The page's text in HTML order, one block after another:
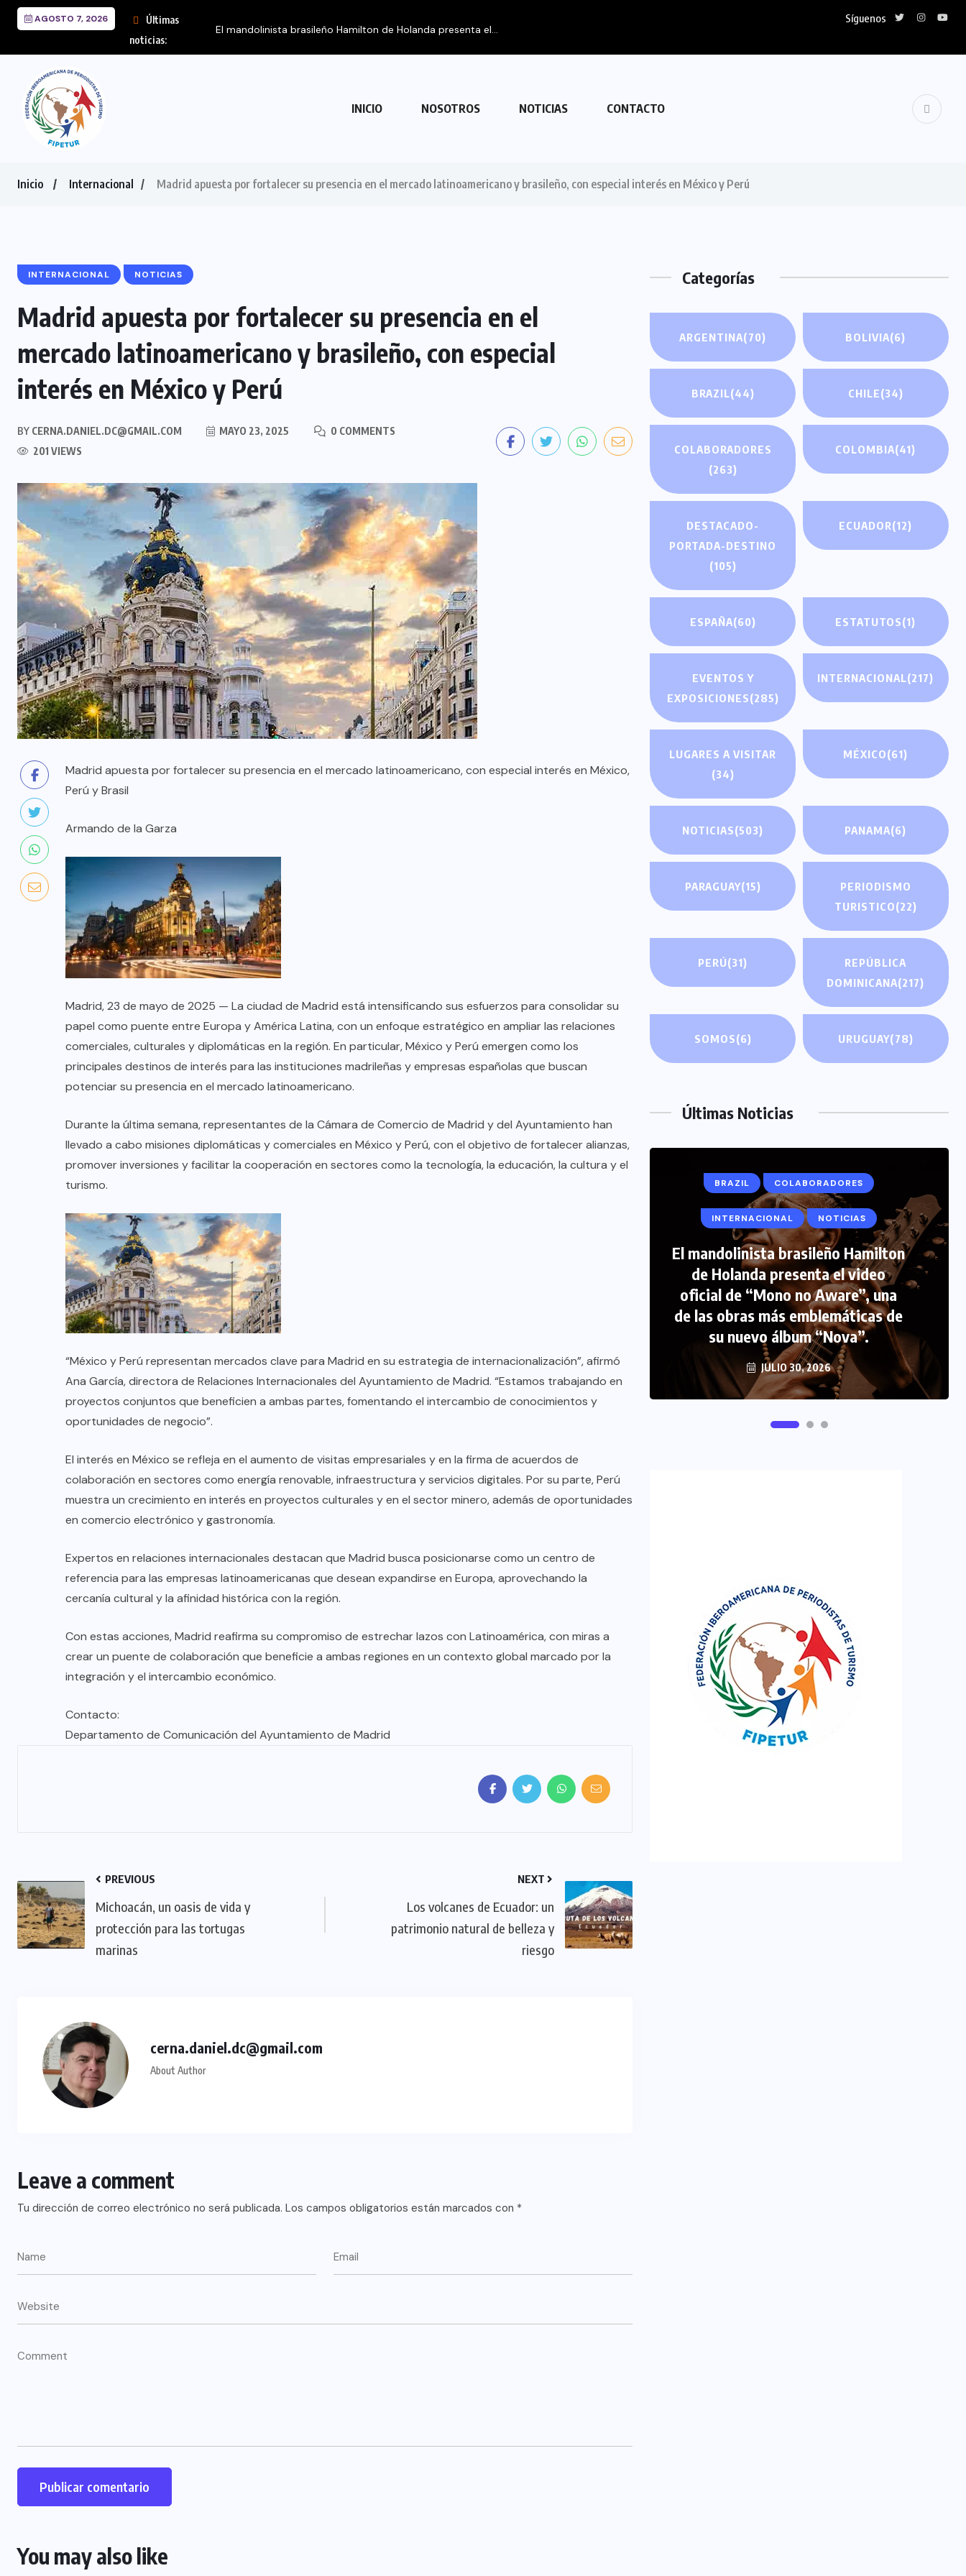
AGOSTO 7, 2026
Últimas
noticias:
El mandolinista brasileño Hamilton de Holanda presenta el...
Síguenos
INICIO NOSOTROS NOTICIAS CONTACTO
Inicio Internacional Madrid apuesta por fortalecer su presencia en el mercado latinoamericano y brasileño, con especial interés en México y Perú
INTERNACIONAL NOTICIAS
Madrid apuesta por fortalecer su presencia en el
mercado latinoamericano y brasileño, con especial
interés en México y Perú
BY CERNA.DANIEL.DC@GMAIL.COM MAYO 23, 2025
0 COMMENTS
201 VIEWS
Madrid apuesta por fortalecer su presencia en el mercado latinoamericano, con especial interés en México,
Perú y Brasil
Armando de la Garza
Madrid, 23 de mayo de 2025 — La ciudad de Madrid está intensificando sus esfuerzos para consolidar su
papel como puente entre Europa y América Latina, con un enfoque estratégico en ampliar las relaciones
comerciales, culturales y diplomáticas en la región. En particular, México y Perú emergen como los
principales destinos de interés para las instituciones madrileñas y empresas españolas que buscan
potenciar su presencia en el mercado latinoamericano.
Durante la última semana, representantes de la Cámara de Comercio de Madrid y del Ayuntamiento han
llevado a cabo misiones diplomáticas y comerciales en México y Perú, con el objetivo de fortalecer alianzas,
promover inversiones y facilitar la cooperación en sectores como la tecnología, la educación, la cultura y el
turismo.
“México y Perú representan mercados clave para Madrid en su estrategia de internacionalización”, afirmó
Ana García, directora de Relaciones Internacionales del Ayuntamiento de Madrid. “Estamos trabajando en
proyectos conjuntos que beneficien a ambas partes, fomentando el intercambio de conocimientos y
oportunidades de negocio”.
El interés en México se refleja en el aumento de visitas empresariales y en la firma de acuerdos de
colaboración en sectores como energía renovable, infraestructura y servicios digitales. Por su parte, Perú
muestra un crecimiento en interés en proyectos culturales y en el sector minero, además de oportunidades
en comercio electrónico y gastronomía.
Expertos en relaciones internacionales destacan que Madrid busca posicionarse como un centro de
referencia para las empresas latinoamericanas que desean expandirse en Europa, aprovechando la
cercanía cultural y la afinidad histórica con la región.
Con estas acciones, Madrid reafirma su compromiso de estrechar lazos con Latinoamérica, con miras a
crear un puente de colaboración que beneficie a ambas regiones en un contexto global marcado por la
integración y el intercambio económico.
Contacto:
Departamento de Comunicación del Ayuntamiento de Madrid
PREVIOUS
Michoacán, un oasis de vida y
protección para las tortugas
marinas
NEXT
Los volcanes de Ecuador: un
patrimonio natural de belleza y
riesgo
cerna.daniel.dc@gmail.com
About Author
Leave a comment
Tu dirección de correo electrónico no será publicada. Los campos obligatorios están marcados con *
You may also like
Categorías
ARGENTINA(70) BOLIVIA(6)
BRAZIL(44) CHILE(34)
COLABORADORES
(263)
COLOMBIA(41)
DESTACADO-
PORTADA-DESTINO
(105)
ECUADOR(12)
ESPAÑA(60) ESTATUTOS(1)
EVENTOS Y
EXPOSICIONES(285)
INTERNACIONAL(217)
LUGARES A VISITAR
(34)
MÉXICO(61)
NOTICIAS(503) PANAMA(6)
PARAGUAY(15)
PERIODISMO
TURISTICO(22)
PERÚ(31)
REPÚBLICA
DOMINICANA(217)
SOMOS(6) URUGUAY(78)
Últimas Noticias
NOTICIAS
EL FIN DEL MILAGRO BOHEMIO:
TULUM EN BANCARROTA
TURÍSTICA POR ABUSOS Y FALTA
DE PLANEACIÓN
JUNIO 24, 2026
BRAZIL COLABORADORES
INTERNACIONAL NOTICIAS
El mandolinista brasileño Hamilton
de Holanda presenta el video
oficial de “Mono no Aware”, una
de las obras más emblemáticas de
su nuevo álbum “Nova”.
JULIO 30, 2026
COLABORADORES INTERNACIONAL
NOTICIAS PERIODISMO TURISTICO
FIPETUR se solidariza con
Venezuela
JUNIO 29, 2026